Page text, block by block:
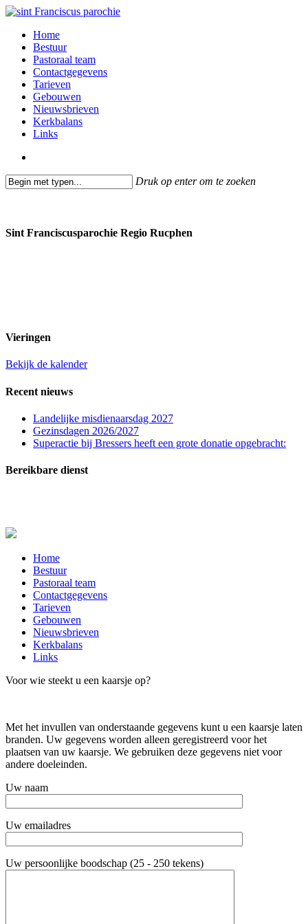
Skip
main
content
search
Menu
Home
Bestuur
Pastoraal team
Contactgegevens
Tarieven
Gebouwen
Nieuwsbrieven
Kerkbalans
Links
Druk op enter om te zoeken
Sint Franciscusparochie Regio Rucphen
Vieringen
Bekijk de kalender
Recent nieuws
Landelijke misdienaarsdag 2027
Gezinsdagen 2026/2027
Superactie bij Bressers heeft een grote donatie opgebracht:
Bereikbare dienst
Close
Menu
Home
Bestuur
Pastoraal team
Contactgegevens
Tarieven
Gebouwen
Nieuwsbrieven
Kerkbalans
Links
Voor wie steekt u een kaarsje op?
Met het invullen van onderstaande gegevens kunt u een kaarsje laten
branden. Uw gegevens worden alleen geregistreerd voor het
plaatsen van uw kaarsje. We gebruiken deze gegevens niet voor
andere doeleinden.
Uw naam
Uw emailadres
Uw persoonlijke boodschap (25 - 250 tekens)